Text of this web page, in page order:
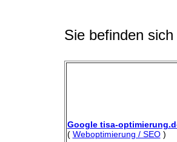
Sie befinden
Google tisa-
( Weboptimierung / SEO)